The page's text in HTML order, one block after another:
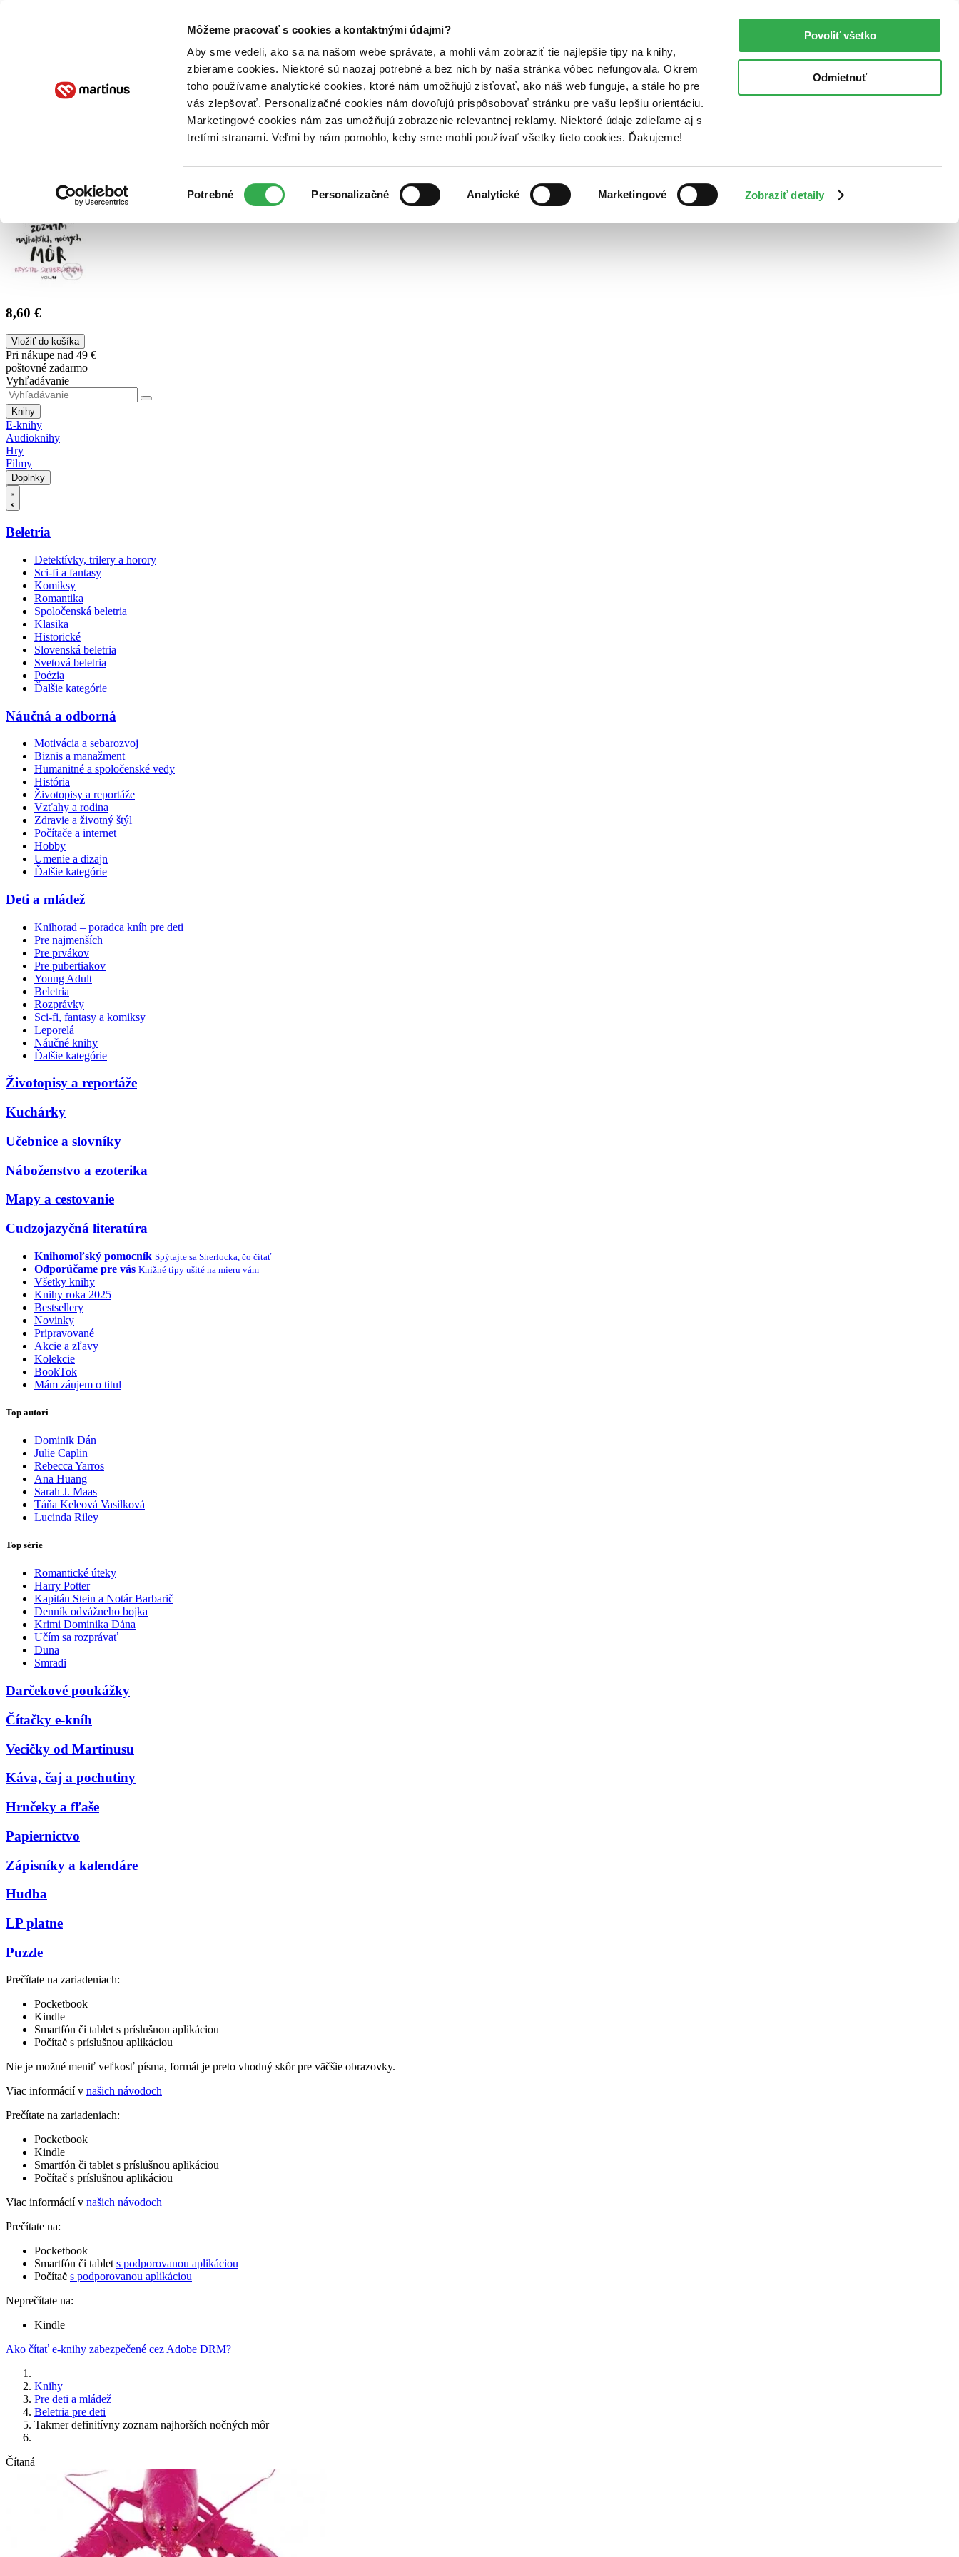
Môžeme pracovať s cookies a kontaktnými údajmi?
Aby sme vedeli, ako sa na našom webe správate, a mohli vám zobraziť tie najlepšie tipy na knihy,
zbierame cookies. Niektoré sú naozaj potrebné a bez nich by naša stránka vôbec nefungovala. Okrem
toho používame analytické cookies, ktoré nám umožňujú zisťovať, ako náš web funguje, a stále ho pre
vás zlepšovať. Personalizačné cookies nám dovoľujú prispôsobovať stránku pre vašu lepšiu orientáciu.
Marketingové cookies nám zas umožňujú zobrazenie relevantnej reklamy. Niektoré údaje zdieľame aj s
tretími stranami. Veľmi by nám pomohlo, keby sme mohli používať všetky tieto cookies. Ďakujeme!
súhlasu
Potrebné Personalizačné Analytické Marketingové Zobraziť detaily
Povoliť všetko
Odmietnuť
Poukážky Kontakt
8,60 €
Vložiť do košíka
Pri nákupe nad 49 €
poštovné zadarmo
Vyhľadávanie
Knihy
E-knihy
Audioknihy
Hry
Filmy
Doplnky
Beletria
Detektívky, trilery a horory
Sci-fi a fantasy
Komiksy
Romantika
Spoločenská beletria
Klasika
Historické
Slovenská beletria
Svetová beletria
Poézia
Ďalšie kategórie
Náučná a odborná
Motivácia a sebarozvoj
Biznis a manažment
Humanitné a spoločenské vedy
História
Životopisy a reportáže
Vzťahy a rodina
Zdravie a životný štýl
Počítače a internet
Hobby
Umenie a dizajn
Ďalšie kategórie
Deti a mládež
Knihorad – poradca kníh pre deti
Pre najmenších
Pre prvákov
Pre pubertiakov
Young Adult
Beletria
Rozprávky
Sci-fi, fantasy a komiksy
Leporelá
Náučné knihy
Ďalšie kategórie
Životopisy a reportáže
Kuchárky
Učebnice a slovníky
Náboženstvo a ezoterika
Mapy a cestovanie
Cudzojazyčná literatúra
Knihomoľský pomocník Spýtajte sa Sherlocka, čo čítať
Odporúčame pre vás Knižné tipy ušité na mieru vám
Všetky knihy
Knihy roka 2025
Bestsellery
Novinky
Pripravované
Akcie a zľavy
Kolekcie
BookTok
Mám záujem o titul
Top autori
Dominik Dán
Julie Caplin
Rebecca Yarros
Ana Huang
Sarah J. Maas
Táňa Keleová Vasilková
Lucinda Riley
Top série
Romantické úteky
Harry Potter
Kapitán Stein a Notár Barbarič
Denník odvážneho bojka
Krimi Dominika Dána
Učím sa rozprávať
Duna
Smradi
Darčekové poukážky
Čítačky e-kníh
Vecičky od Martinusu
Káva, čaj a pochutiny
Hrnčeky a fľaše
Papiernictvo
Zápisníky a kalendáre
Hudba
LP platne
Puzzle
Prečítate na zariadeniach:
Pocketbook
Kindle
Smartfón či tablet s príslušnou aplikáciou
Počítač s príslušnou aplikáciou
Nie je možné meniť veľkosť písma, formát je preto vhodný skôr pre väčšie obrazovky.
Viac informácií v našich návodoch
Prečítate na zariadeniach:
Pocketbook
Kindle
Smartfón či tablet s príslušnou aplikáciou
Počítač s príslušnou aplikáciou
Viac informácií v našich návodoch
Prečítate na:
Pocketbook
Smartfón či tablet s podporovanou aplikáciou
Počítač s podporovanou aplikáciou
Neprečítate na:
Kindle
Ako čítať e-knihy zabezpečené cez Adobe DRM?
Knihy
Pre deti a mládež
Beletria pre deti
Takmer definitívny zoznam najhorších nočných môr
Čítaná